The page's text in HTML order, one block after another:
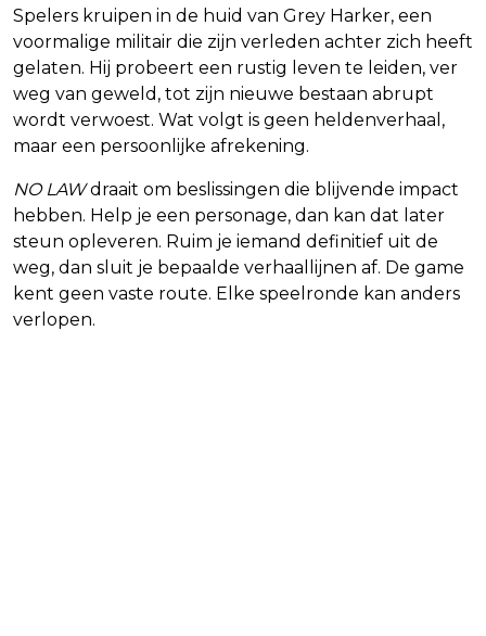
Spelers kruipen in de huid van Grey Harker, een
voormalige militair die zijn verleden achter zich heeft
gelaten. Hij probeert een rustig leven te leiden, ver
weg van geweld, tot zijn nieuwe bestaan abrupt
wordt verwoest. Wat volgt is geen heldenverhaal,
maar een persoonlijke afrekening.
NO LAWdraait om beslissingen die blijvende impact
hebben. Help je een personage, dan kan dat later
steun opleveren. Ruim je iemand definitief uit de
weg, dan sluit je bepaalde verhaallijnen af. De game
kent geen vaste route. Elke speelronde kan anders
verlopen.